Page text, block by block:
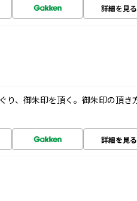
詳細を見る
り、御朱印を頂く。御朱印の頂き
詳細を見る